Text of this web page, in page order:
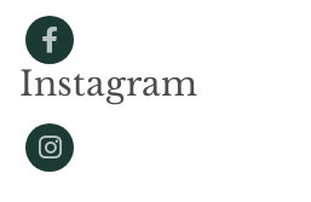
Instagram